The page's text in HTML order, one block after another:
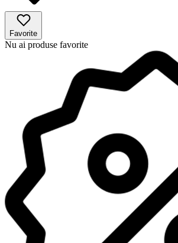
Favorite
Nu ai produse favorite